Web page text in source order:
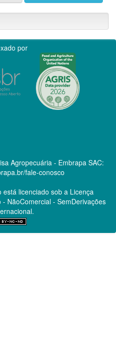
por
Agropecuária - Embrapa SAC:
fale-conosco
licenciado sob a Licença
NãoComercial - SemDerivações